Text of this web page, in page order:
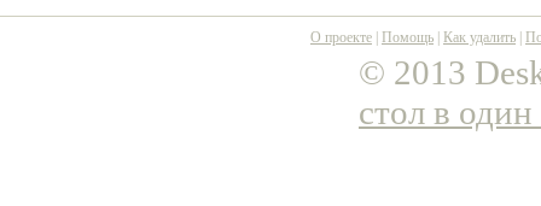
О проекте Помощь Как удалить
© 2013
стол в